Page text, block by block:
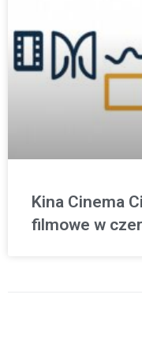
Kina Cinema
filmowe w